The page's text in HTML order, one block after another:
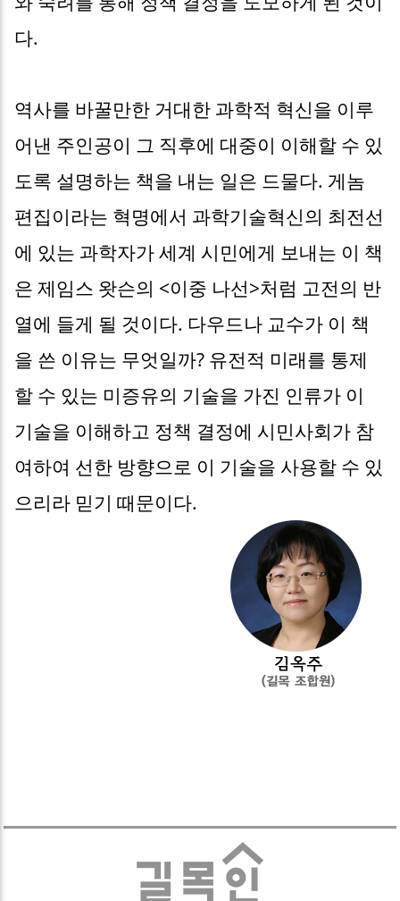
다.
역사를 바꿀만한 거대한 과학적 혁신을 이루
어낸 주인공이 그 직후에 대중이 이해할 수 있
도록 설명하는 책을 내는 일은 드물다. 게놈
편집이라는 혁명에서 과학기술혁신의 최전선
에 있는 과학자가 세계 시민에게 보내는 이 책
은 제임스 왓슨의 <이중 나선>처럼 고전의 반
열에 들게 될 것이다. 다우드나 교수가 이 책
을 쓴 이유는 무엇일까? 유전적 미래를 통제
할 수 있는 미증유의 기술을 가진 인류가 이
기술을 이해하고 정책 결정에 시민사회가 참
여하여 선한 방향으로 이 기술을 사용할 수 있
으리라 믿기 때문이다.